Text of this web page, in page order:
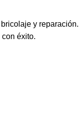
y reparación.
éxito.